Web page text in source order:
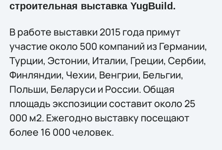
строительная выставка YugBuild.
В работе выставки 2015 года примут
участие около 500 компаний из Германии,
Турции, Эстонии, Италии, Греции, Сербии,
Финляндии, Чехии, Венгрии, Бельгии,
Польши, Беларуси и России. Общая
площадь экспозиции составит около 25
000 м2. Ежегодно выставку посещают
более 16 000 человек.